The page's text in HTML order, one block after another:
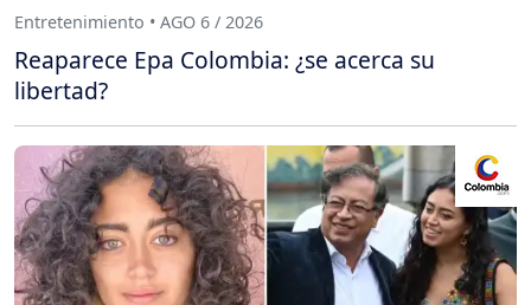
Entretenimiento • AGO 6 / 2026
Reaparece Epa Colombia: ¿se acerca su
libertad?